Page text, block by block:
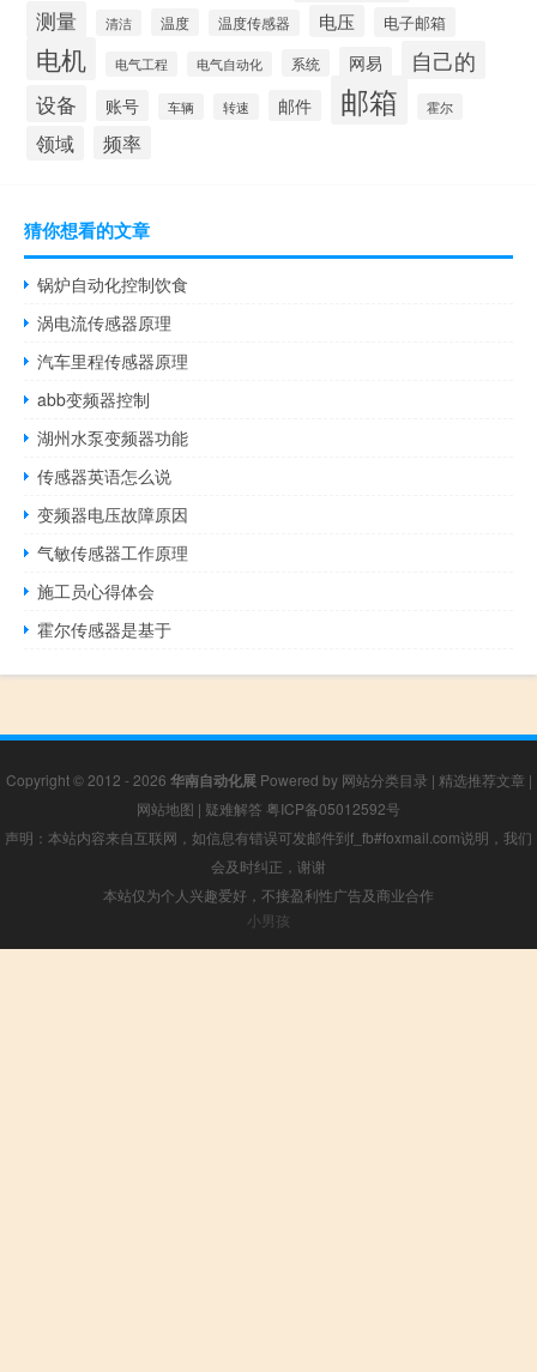
测量 清洁 温度 温度传感器 电压 电子邮箱
电机 电气工程 电气自动化 系统 网易 自己的
设备 账号 车辆 转速 邮件 邮箱 霍尔
领域 频率
猜你想看的文章
锅炉自动化控制饮食
涡电流传感器原理
汽车里程传感器原理
abb变频器控制
湖州水泵变频器功能
传感器英语怎么说
变频器电压故障原因
气敏传感器工作原理
施工员心得体会
霍尔传感器是基于
Copyright © 2012 - 2026 华南自动化展Powered by 网站分类目录 | 精选推荐文章 |
网站地图 | 疑难解答 粤ICP备05012592号
声明：本站内容来自互联网，如信息有错误可发邮件到f_fb#foxmail.com说明，我们
会及时纠正，谢谢
本站仅为个人兴趣爱好，不接盈利性广告及商业合作
小男孩